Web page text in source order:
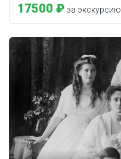
17500 ₽ за экскурсию